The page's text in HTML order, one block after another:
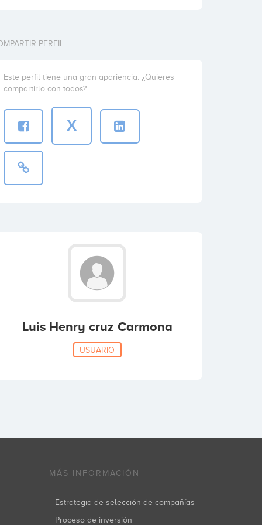
PERFIL
Este perfil tiene una gran apariencia. ¿Quieres
compartirlo con todos?
X
Luis Henry cruz Carmona
USUARIO
MÁS INFORMACIÓN
Estrategia de selección de compañías
Proceso de inversión